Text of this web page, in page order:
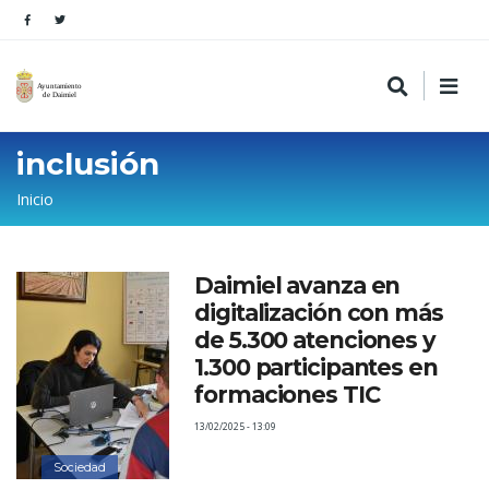
inclusión
Sobrescribir
enlaces
de
ayuda
la
navegación
Inicio
Sociedad
Daimiel avanza en
digitalización con más
de 5.300 atenciones y
1.300 participantes en
formaciones TIC
13/02/2025 - 13:09